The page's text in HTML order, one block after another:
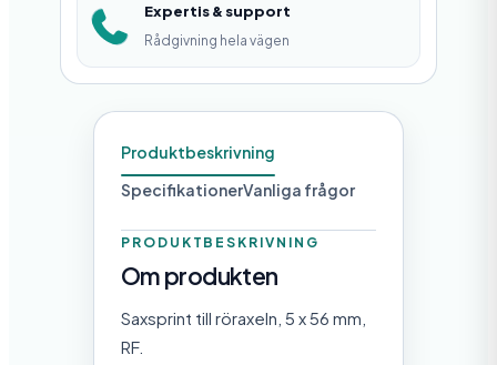
Expertis & support
Rådgivning hela vägen
Produktbeskrivning
SpecifikationerVanliga frågor
PRODUKTBESKRIVNING
Om produkten
Saxsprint till röraxeln, 5 x 56 mm,
RF.